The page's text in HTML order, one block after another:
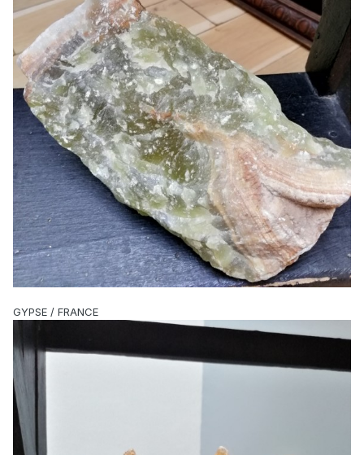
GYPSE / FRANCE